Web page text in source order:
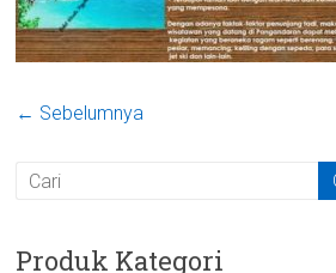
← Sebelumnya
Produk Kategori